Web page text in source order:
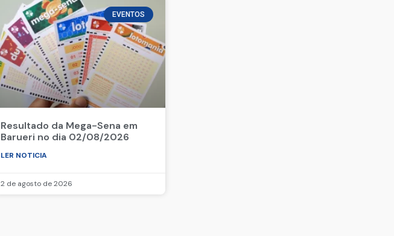
EVENTOS
Resultado da Mega-Sena em
Barueri no dia 02/08/2026
LER NOTICIA
2 de agosto de 2026